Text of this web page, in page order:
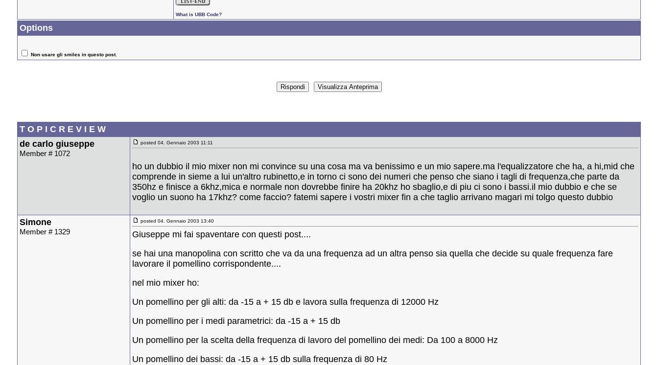
What is UBB Code?
Options
Non usare gli smiles in questo post.
T O P I C R E V I E W
de carlo giuseppe
Member # 1072
posted 04. Gennaio 2003 11:11
ho un dubbio il mio mixer non mi convince su una cosa ma va benissimo e un mio sapere.ma l'equalizzatore che ha, a hi,mid che
comprende in sieme a lui un'altro rubinetto,e in torno ci sono dei numeri che penso che siano i tagli di frequenza,che parte da
350hz e finisce a 6khz,mica e normale non dovrebbe finire ha 20khz ho sbaglio,e di piu ci sono i bassi.il mio dubbio e che se
voglio un suono ha 17khz? come faccio? fatemi sapere i vostri mixer fin a che taglio arrivano magari mi tolgo questo dubbio
Simone
Member # 1329
posted 04. Gennaio 2003 13:40
Giuseppe mi fai spaventare con questi post....
se hai una manopolina con scritto che va da una frequenza ad un altra penso sia quella che decide su quale frequenza fare
lavorare il pomellino corrispondente....
nel mio mixer ho:
Un pomellino per gli alti: da -15 a + 15 db e lavora sulla frequenza di 12000 Hz
Un pomellino per i medi parametrici: da -15 a + 15 db
Un pomellino per la scelta della frequenza di lavoro del pomellino dei medi: Da 100 a 8000 Hz
Un pomellino dei bassi: da -15 a + 15 db sulla frequenza di 80 Hz